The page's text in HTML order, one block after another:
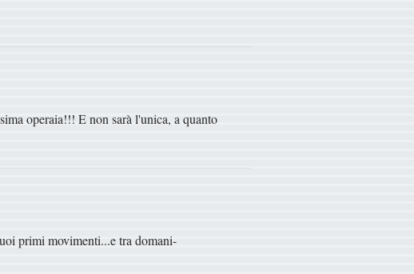
operaia!!! E non sarà l'unica, a quanto
primi movimenti...e tra domani-